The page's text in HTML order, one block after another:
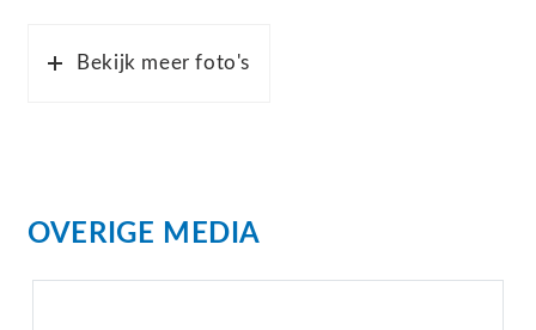
Bekijk meer foto's
OVERIGE MEDIA